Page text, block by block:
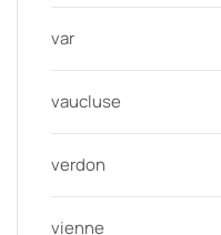
var
vaucluse
verdon
vienne